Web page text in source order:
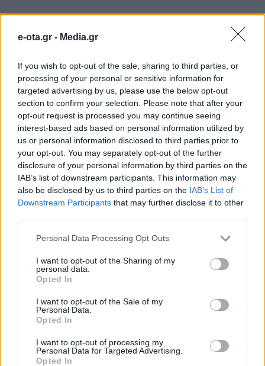
e-ota.gr - Media.gr
If you wish to opt-out of the sale, sharing to third parties, or
processing of your personal or sensitive information for
targeted advertising by us, please use the below opt-out
section to confirm your selection. Please note that after your
opt-out request is processed you may continue seeing
interest-based ads based on personal information utilized by
us or personal information disclosed to third parties prior to
your opt-out. You may separately opt-out of the further
disclosure of your personal information by third parties on the
IAB’s list of downstream participants. This information may
also be disclosed by us to third parties on the IAB’s List of
Downstream Participants that may further disclose it to other
Personal Data Processing Opt Outs
I want to opt-out of the Sharing of my
personal data.
Opted In
I want to opt-out of the Sale of my
Personal Data.
Opted In
I want to opt-out of processing my
Personal Data for Targeted Advertising.
Opted In
ΔΗΜΟΙ
Χαρδαλιάς
09.08.2026 - 11.31